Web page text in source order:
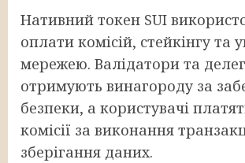
Нативний токен SUI
оплати комісій, стейкінгу та
мережею. Валідатори та
отримують винагороду за
безпеки, а користувачі
комісії за виконання
зберігання даних.